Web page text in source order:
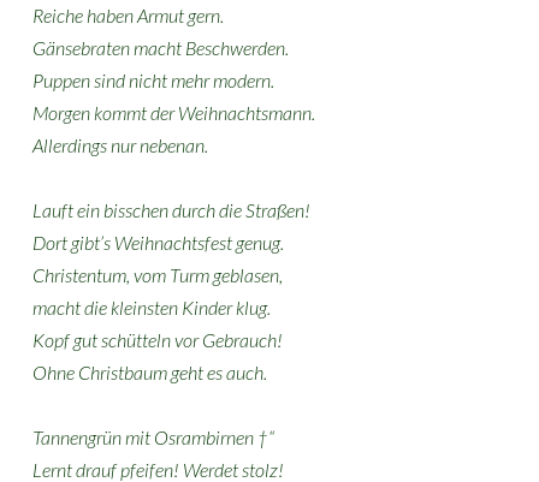
Reiche haben Armut gern.
Gänsebraten macht Beschwerden.
Puppen sind nicht mehr modern.
Morgen kommt der Weihnachtsmann.
Allerdings nur nebenan.
Lauft ein bisschen durch die Straßen!
Dort gibt’s Weihnachtsfest genug.
Christentum, vom Turm geblasen,
macht die kleinsten Kinder klug.
Kopf gut schütteln vor Gebrauch!
Ohne Christbaum geht es auch.
Tannengrün mit Osrambirnen †“
Lernt drauf pfeifen! Werdet stolz!